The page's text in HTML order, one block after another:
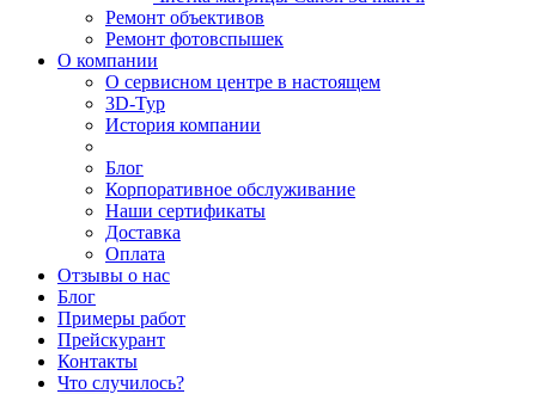
Ремонт объективов
Ремонт фотовспышек
О компании
О сервисном центре в настоящем
3D-Тур
История компании
Блог
Корпоративное обслуживание
Наши сертификаты
Доставка
Оплата
Отзывы о нас
Блог
Примеры работ
Прейскурант
Контакты
Что случилось?